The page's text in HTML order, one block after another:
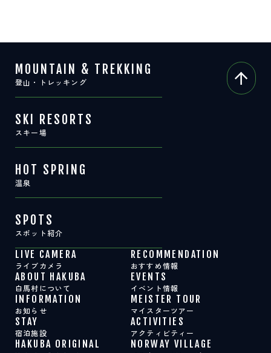
MOUNTAIN & TREKKING
登山・トレッキング
SKI RESORTS
スキー場
HOT SPRING
温泉
SPOTS
スポット紹介
LIVE CAMERA
ライブカメラ
RECOMMENDATION
おすすめ情報
ABOUT HAKUBA
白馬村について
EVENTS
イベント情報
INFORMATION
お知らせ
MEISTER TOUR
マイスターツアー
STAY
宿泊施設
ACTIVITIES
アクティビティー
HAKUBA ORIGINAL NORWAY VILLAGE